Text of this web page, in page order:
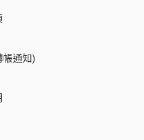
帳通知)